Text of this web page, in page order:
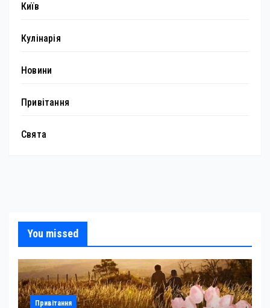
Київ
Кулінарія
Новини
Привітання
Свята
You missed
Привітання